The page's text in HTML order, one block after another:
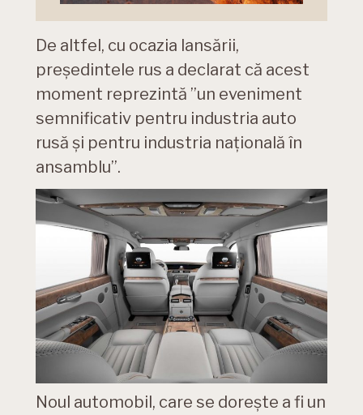
De altfel, cu ocazia lansării,
președintele rus a declarat că acest
moment reprezintă ”un eveniment
semnificativ pentru industria auto
rusă și pentru industria națională în
ansamblu”.
Noul automobil, care se dorește a fi un